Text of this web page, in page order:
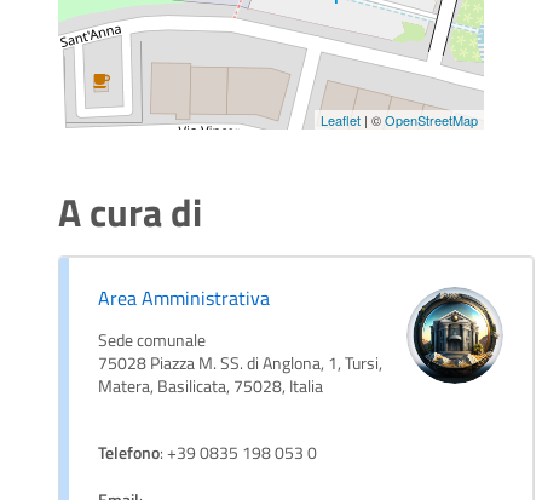
Leaflet | ©OpenStreetMap
A cura di
Area Amministrativa
Sede comunale
75028 Piazza M. SS. di Anglona, 1, Tursi,
Matera, Basilicata, 75028, Italia
Telefono: +39 0835 198 053 0